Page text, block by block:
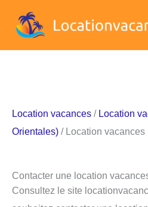
Location vacances / Location
Orientales) / Location vacances
Contacter une location
Consultez le site